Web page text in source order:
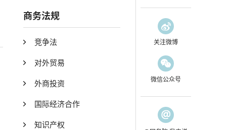
商务法规
竞争法
对外贸易
外商投资
国际经济合作
知识产权
关注微博
微信公众号